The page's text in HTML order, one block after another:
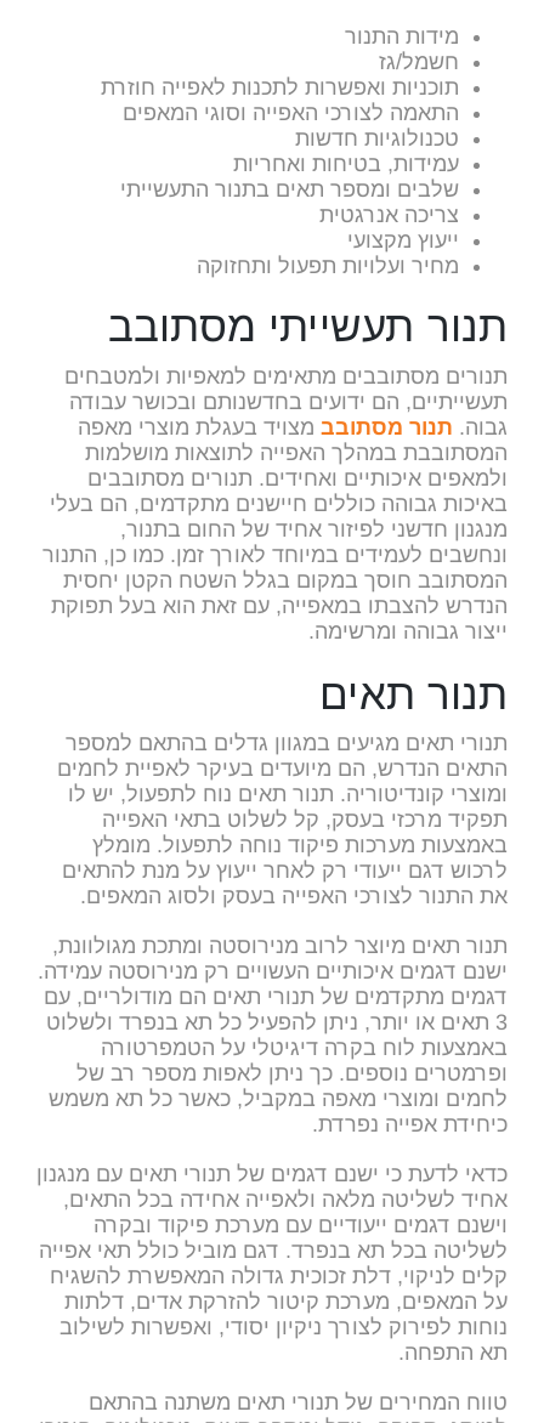
מידות התנור
חשמל/גז
תוכניות ואפשרות לתכנות לאפייה חוזרת
התאמה לצורכי האפייה וסוגי המאפים
טכנולוגיות חדשות
עמידות, בטיחות ואחריות
שלבים ומספר תאים בתנור התעשייתי
צריכה אנרגטית
ייעוץ מקצועי
מחיר ועלויות תפעול ותחזוקה
תנור תעשייתי מסתובב
תנורים מסתובבים מתאימים למאפיות ולמטבחים
תעשייתיים, הם ידועים בחדשנותם ובכושר עבודה
גבוה. תנור מסתובב מצויד בעגלת מוצרי מאפה
המסתובבת במהלך האפייה לתוצאות מושלמות
ולמאפים איכותיים ואחידים. תנורים מסתובבים
באיכות גבוהה כוללים חיישנים מתקדמים, הם בעלי
מנגנון חדשני לפיזור אחיד של החום בתנור,
ונחשבים לעמידים במיוחד לאורך זמן. כמו כן, התנור
המסתובב חוסך במקום בגלל השטח הקטן יחסית
הנדרש להצבתו במאפייה, עם זאת הוא בעל תפוקת
ייצור גבוהה ומרשימה.
תנור תאים
תנורי תאים מגיעים במגוון גדלים בהתאם למספר
התאים הנדרש, הם מיועדים בעיקר לאפיית לחמים
ומוצרי קונדיטוריה. תנור תאים נוח לתפעול, יש לו
תפקיד מרכזי בעסק, קל לשלוט בתאי האפייה
באמצעות מערכות פיקוד נוחה לתפעול. מומלץ
לרכוש דגם ייעודי רק לאחר ייעוץ על מנת להתאים
את התנור לצורכי האפייה בעסק ולסוג המאפים.
תנור תאים מיוצר לרוב מנירוסטה ומתכת מגולוונת,
ישנם דגמים איכותיים העשויים רק מנירוסטה עמידה.
דגמים מתקדמים של תנורי תאים הם מודולריים, עם
3 תאים או יותר, ניתן להפעיל כל תא בנפרד ולשלוט
באמצעות לוח בקרה דיגיטלי על הטמפרטורה
ופרמטרים נוספים. כך ניתן לאפות מספר רב של
לחמים ומוצרי מאפה במקביל, כאשר כל תא משמש
כיחידת אפייה נפרדת.
כדאי לדעת כי ישנם דגמים של תנורי תאים עם מנגנון
אחיד לשליטה מלאה ולאפייה אחידה בכל התאים,
וישנם דגמים ייעודיים עם מערכת פיקוד ובקרה
לשליטה בכל תא בנפרד. דגם מוביל כולל תאי אפייה
קלים לניקוי, דלת זכוכית גדולה המאפשרת להשגיח
על המאפים, מערכת קיטור להזרקת אדים, דלתות
נוחות לפירוק לצורך ניקיון יסודי, ואפשרות לשילוב
תא התפחה.
טווח המחירים של תנורי תאים משתנה בהתאם